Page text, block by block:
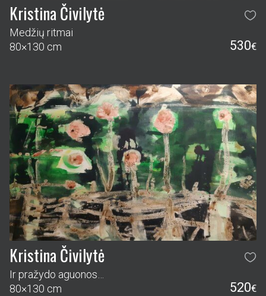
Kristina Čivilytė
Medžių ritmai
80×130 cm
530€
Kristina Čivilytė
Ir pražydo aguonos…
80×130 cm
520€